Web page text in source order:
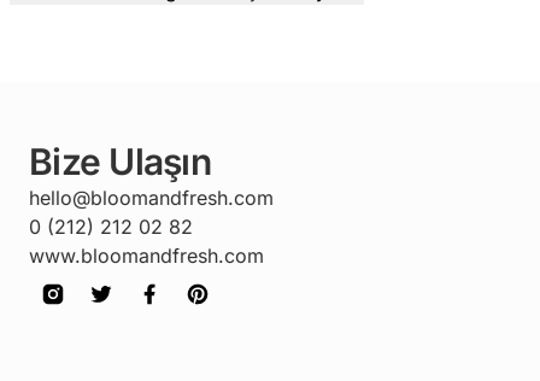
Bize Ulaşın
hello@bloomandfresh.com
0 (212) 212 02 82
www.bloomandfresh.com